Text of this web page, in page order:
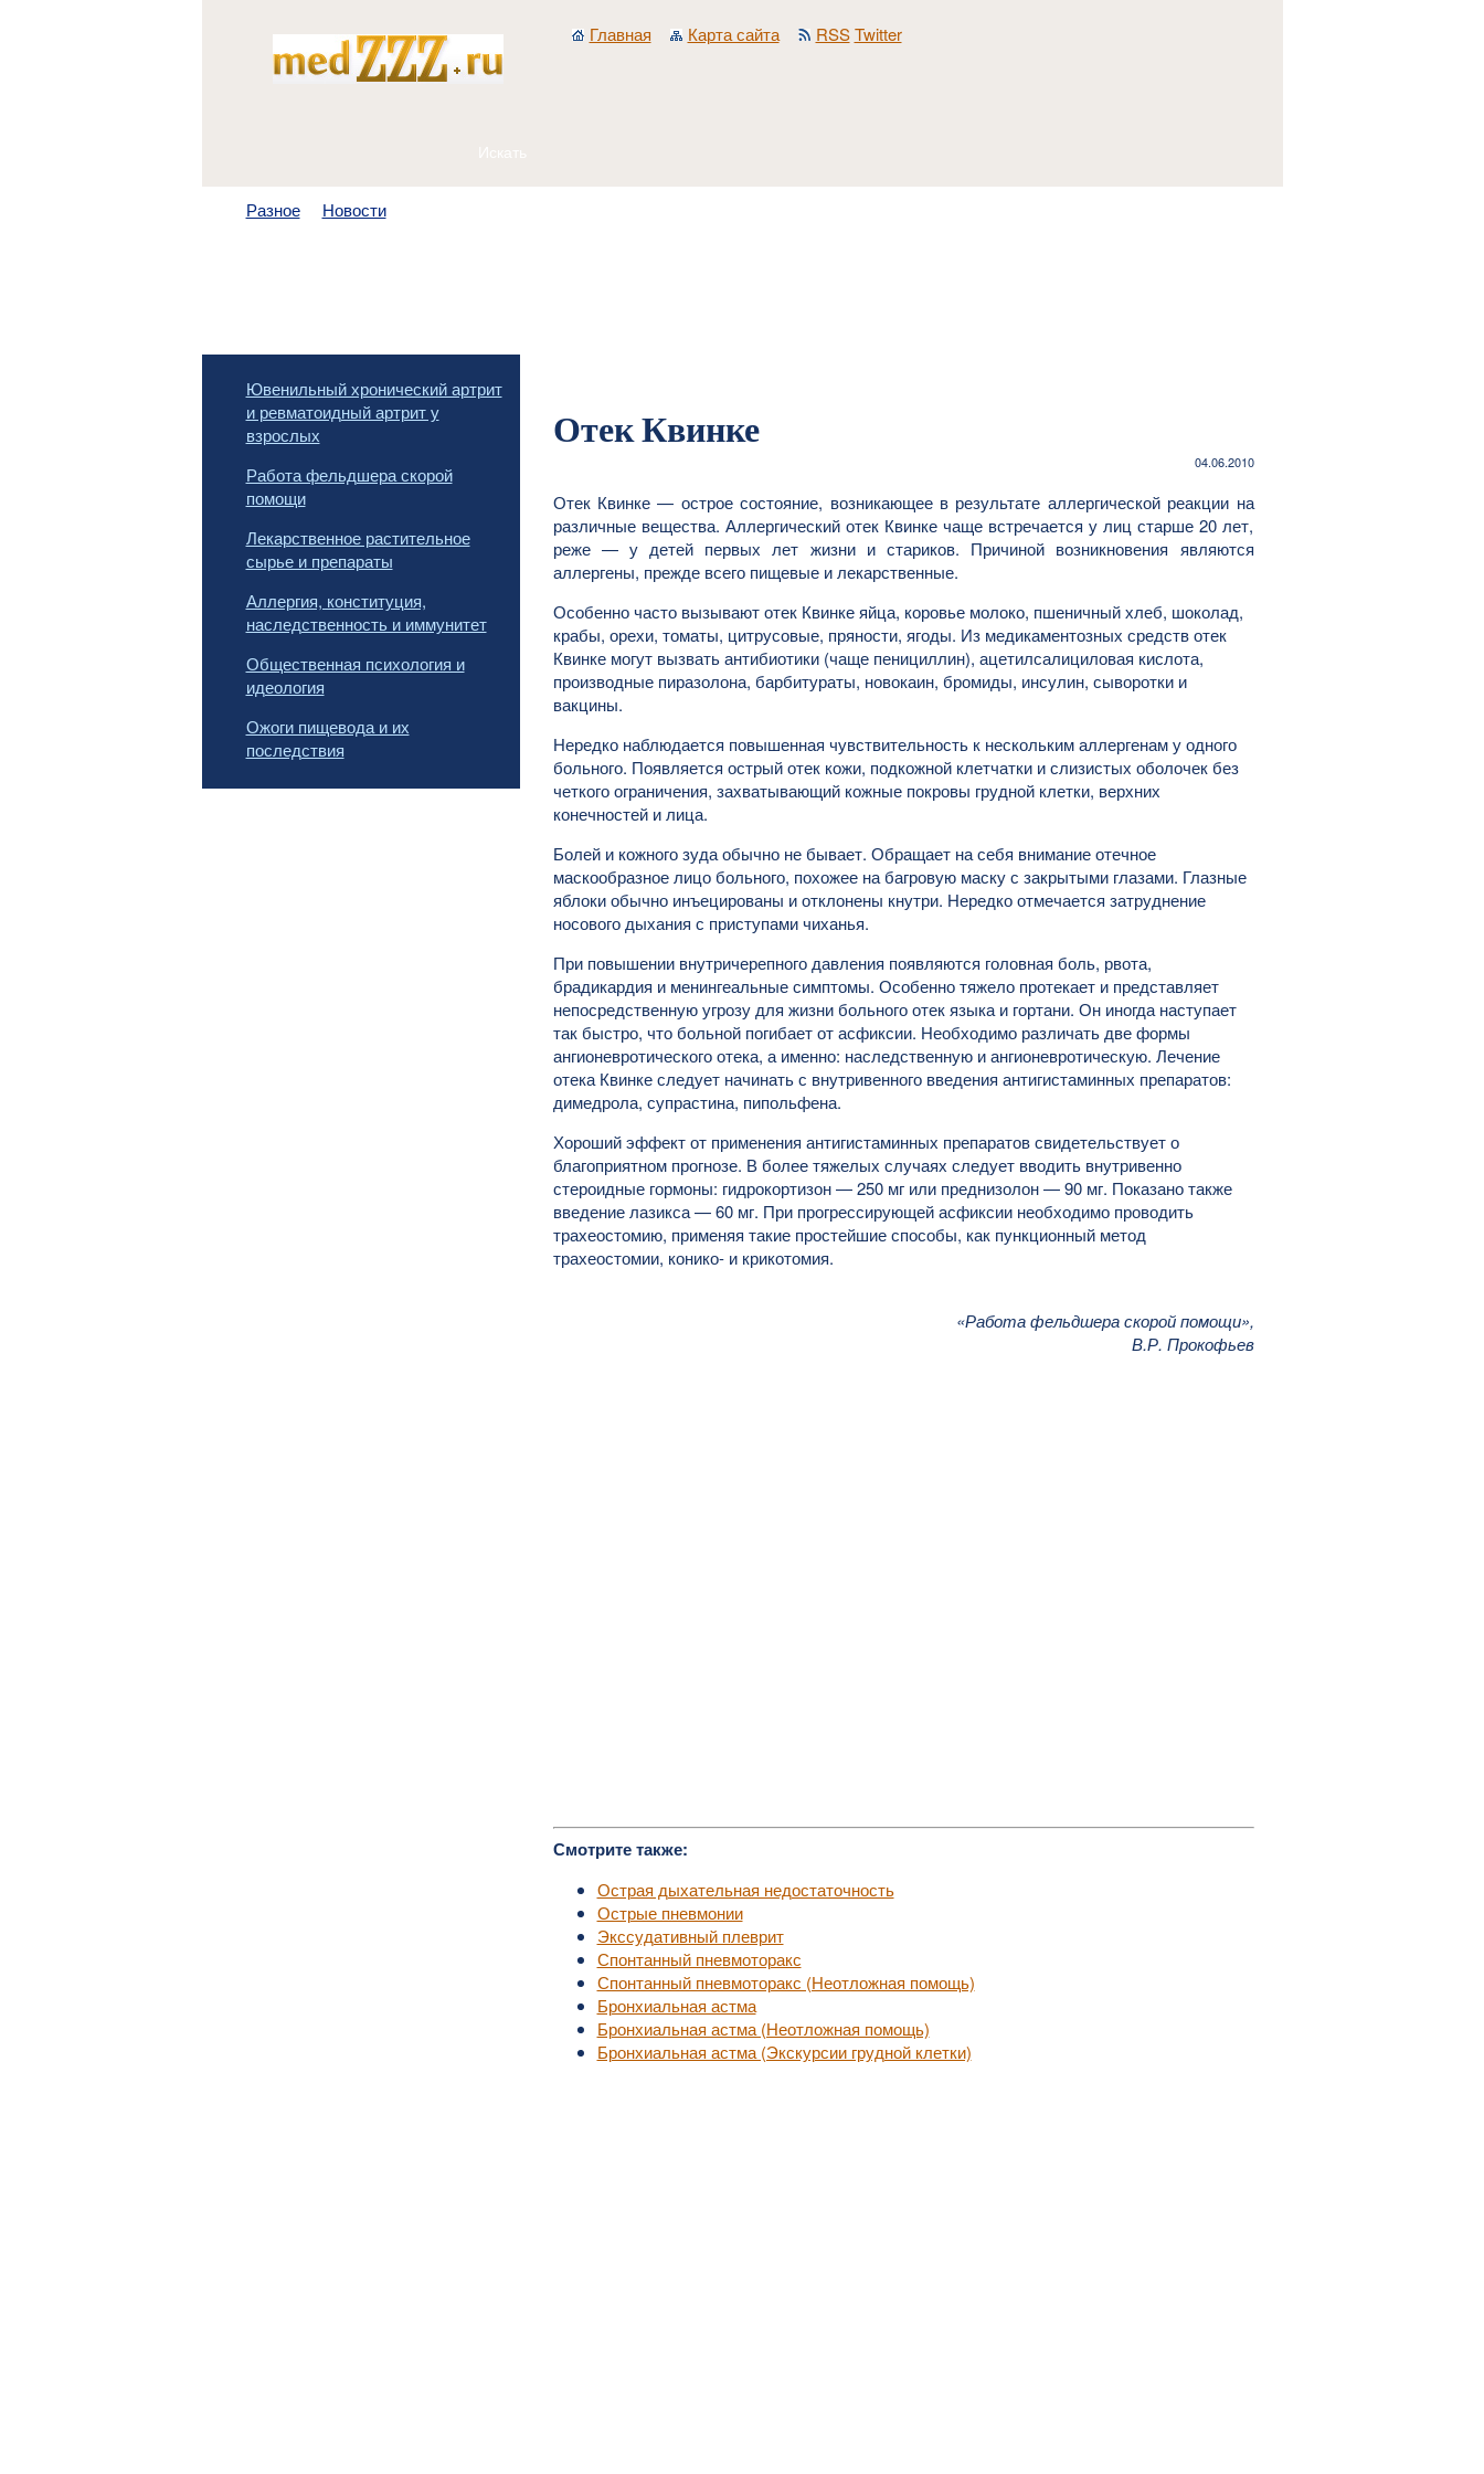
Главная Карта сайта RSS Twitter
Разное Новости
Ювенильный хронический артрит
и ревматоидный артрит у
взрослых
Работа фельдшера скорой
помощи
Лекарственное растительное
сырье и препараты
Аллергия, конституция,
наследственность и иммунитет
Общественная психология и
идеология
Ожоги пищевода и их
последствия
Отек Квинке
04.06.2010
Отек Квинке — острое состояние, возникающее в результате аллергической реакции на
различные вещества. Аллергический отек Квинке чаще встречается у лиц старше 20 лет,
реже — у детей первых лет жизни и стариков. Причиной возникновения являются
аллергены, прежде всего пищевые и лекарственные.
Особенно часто вызывают отек Квинке яйца, коровье молоко, пшеничный хлеб, шоколад,
крабы, орехи, томаты, цитрусовые, пряности, ягоды. Из медикаментозных средств отек
Квинке могут вызвать антибиотики (чаще пенициллин), ацетилсалициловая кислота,
производные пиразолона, барбитураты, новокаин, бромиды, инсулин, сыворотки и
вакцины.
Нередко наблюдается повышенная чувствительность к нескольким аллергенам у одного
больного. Появляется острый отек кожи, подкожной клетчатки и слизистых оболочек без
четкого ограничения, захватывающий кожные покровы грудной клетки, верхних
конечностей и лица.
Болей и кожного зуда обычно не бывает. Обращает на себя внимание отечное
маскообразное лицо больного, похожее на багровую маску с закрытыми глазами. Глазные
яблоки обычно инъецированы и отклонены кнутри. Нередко отмечается затруднение
носового дыхания с приступами чиханья.
При повышении внутричерепного давления появляются головная боль, рвота,
брадикардия и менингеальные симптомы. Особенно тяжело протекает и представляет
непосредственную угрозу для жизни больного отек языка и гортани. Он иногда наступает
так быстро, что больной погибает от асфиксии. Необходимо различать две формы
ангионевротического отека, а именно: наследственную и ангионевротическую. Лечение
отека Квинке следует начинать с внутривенного введения антигистаминных препаратов:
димедрола, супрастина, пипольфена.
Хороший эффект от применения антигистаминных препаратов свидетельствует о
благоприятном прогнозе. В более тяжелых случаях следует вводить внутривенно
стероидные гормоны: гидрокортизон — 250 мг или преднизолон — 90 мг. Показано также
введение лазикса — 60 мг. При прогрессирующей асфиксии необходимо проводить
трахеостомию, применяя такие простейшие способы, как пункционный метод
трахеостомии, конико- и крикотомия.
«Работа фельдшера скорой помощи»,
В.Р. Прокофьев
Смотрите также:
Острая дыхательная недостаточность
Острые пневмонии
Экссудативный плеврит
Спонтанный пневмоторакс
Спонтанный пневмоторакс (Неотложная помощь)
Бронхиальная астма
Бронхиальная астма (Неотложная помощь)
Бронхиальная астма (Экскурсии грудной клетки)